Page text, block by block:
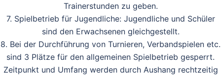
Trainerstunden zu geben.
7. Spielbetrieb für Jugendliche: Jugendliche und Schüler
sind den Erwachsenen gleichgestellt.
8. Bei der Durchführung von Turnieren, Verbandspielen etc.
sind 3 Plätze für den allgemeinen Spielbetrieb gesperrt.
Zeitpunkt und Umfang werden durch Aushang rechtzeitig